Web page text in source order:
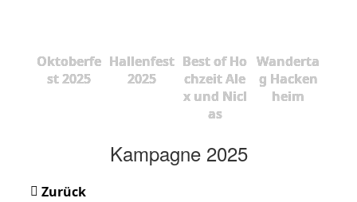
Oktoberfe
st 2025
Hallenfest
2025
Best of Ho
chzeit Ale
x und Nicl
as
Wanderta
g Hacken
heim
Kampagne 2025
Zurück